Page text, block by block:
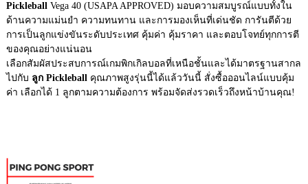
Pickleball Vega 40 (USAPA APPROVED) มอบความสมบูรณ์แบบทั้งใน
ด้านความแม่นยำ ความทนทาน และการมองเห็นที่เด่นชัด การันตีด้วย
การเป็นลูกแข่งขันระดับประเทศ คุ้มค่า คุ้มราคา และตอบโจทย์ทุกการตี
ของคุณอย่างแน่นอน
เลือกสัมผัสประสบการณ์เกมพิกเกิลบอลที่เหนือชั้นและได้มาตรฐานสากล
ไปกับ ลูก Pickleball คุณภาพสูงรุ่นนี้ได้แล้ววันนี้ สั่งซื้อออนไลน์แบบคุ้ม
ค่า เลือกได้ 1 ลูกตามความต้องการ พร้อมจัดส่งรวดเร็วถึงหน้าบ้านคุณ!